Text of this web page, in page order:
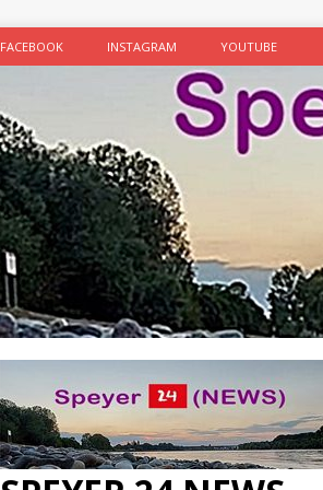
FACEBOOK INSTAGRAM YOUTUBE